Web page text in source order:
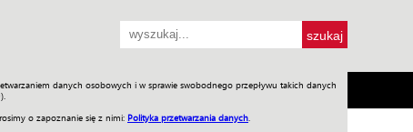
danych osobowych i w sprawie swobodnego przepływu takich danych
o zapoznanie się z nimi: Polityka przetwarzania danych
SKLEP Jednodniówki Praca w WIW